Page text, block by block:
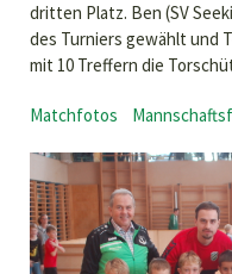
dritten Platz. Ben (SV
des Turniers gewählt und
mit 10 Treffern die
Matchfotos